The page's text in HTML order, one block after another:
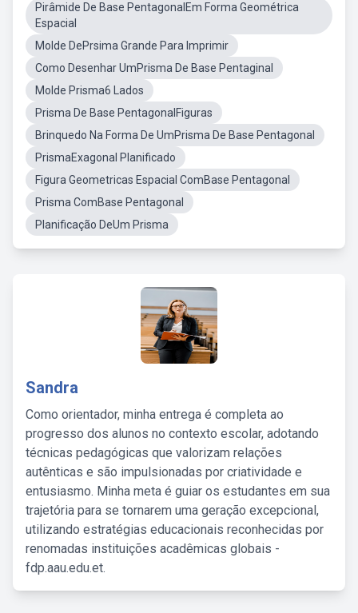
Pirâmide De Base PentagonalEm Forma Geométrica
Espacial
Molde DePrsima Grande Para Imprimir
Como Desenhar UmPrisma De Base Pentaginal
Molde Prisma6 Lados
Prisma De Base PentagonalFiguras
Brinquedo Na Forma De UmPrisma De Base Pentagonal
PrismaExagonal Planificado
Figura Geometricas Espacial ComBase Pentagonal
Prisma ComBase Pentagonal
Planificação DeUm Prisma
Sandra
Como orientador, minha entrega é completa ao
progresso dos alunos no contexto escolar, adotando
técnicas pedagógicas que valorizam relações
autênticas e são impulsionadas por criatividade e
entusiasmo. Minha meta é guiar os estudantes em sua
trajetória para se tornarem uma geração excepcional,
utilizando estratégias educacionais reconhecidas por
renomadas instituições acadêmicas globais -
fdp.aau.edu.et.